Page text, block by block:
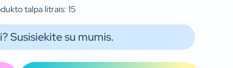
talpa litrais: 15
Susisiekite su mumis.